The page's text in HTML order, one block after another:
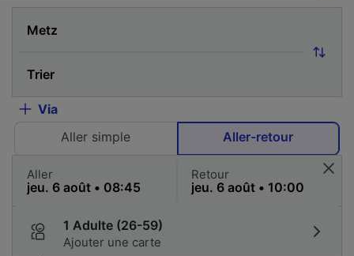
Via
Aller simple
Aller-retour
Aller Retour
1 Adulte (26-59)
Ajouter une carte